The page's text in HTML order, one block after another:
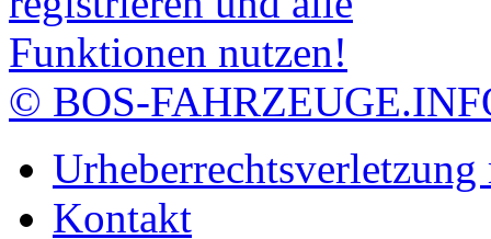
© BOS-
Urheberrechtsverletzung
Kontakt